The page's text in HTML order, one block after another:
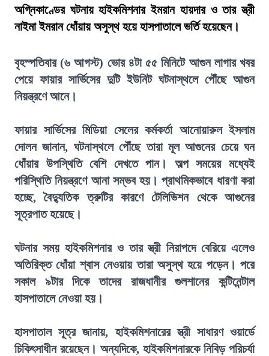
অগ্নিকাণ্ডের ঘটনায় হাইকমিশনার ইমরান হায়দার ও তার স্ত্রী
নাইমা ইমরান ধোঁয়ায় অসুস্থ হয়ে হাসপাতালে ভর্তি হয়েছেন।
বৃহস্পতিবার (৬ আগস্ট) ভোর ৪টা ৫৫ মিনিটে আগুন লাগার খবর
পেয়ে ফায়ার সার্ভিসের দুটি ইউনিট ঘটনাস্থলে পৌঁছে আগুন
নিয়ন্ত্রণে আনে।
ফায়ার সার্ভিসের মিডিয়া সেলের কর্মকর্তা আনোয়ারুল ইসলাম
দোলন জানান, ঘটনাস্থলে পৌঁছে তারা মূল আগুনের চেয়ে ঘন
ধোঁয়ার উপস্থিতি বেশি দেখতে পান। অল্প সময়ের মধ্যেই
পরিস্থিতি নিয়ন্ত্রণে আনা সম্ভব হয়। প্রাথমিকভাবে ধারণা করা
হচ্ছে, বৈদ্যুতিক ত্রুটির কারণে টেলিভিশন থেকে আগুনের
সূত্রপাত হয়েছে।
ঘটনার সময় হাইকমিশনার ও তার স্ত্রী নিরাপদে বেরিয়ে এলেও
অতিরিক্ত ধোঁয়া শ্বাস নেওয়ায় তারা অসুস্থ হয়ে পড়েন। পরে
সকাল ৯টার দিকে তাদের রাজধানীর গুলশানের কন্টিনেন্টাল
হাসপাতালে নেওয়া হয়।
হাসপাতাল সূত্র জানায়, হাইকমিশনারের স্ত্রী সাধারণ ওয়ার্ডে
চিকিৎসাধীন রয়েছেন। অন্যদিকে, হাইকমিশনারকে নিবিড় পরিচর্যা